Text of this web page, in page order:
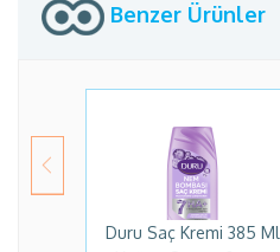
Benzer Ürünler
Duru Saç Kremi 385 Ml